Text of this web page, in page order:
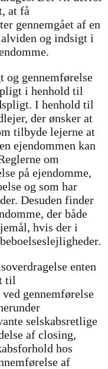
at få
gennemgået af en
og indsigt i
gennemførelse
i henhold til
I henhold til
der ønsker at
tilbyde lejerne at
ejendommen kan
om
på ejendomme,
og som har
Desuden finder
der både
hvis der i
enten
til
gennemførelse
selskabsretlige
af closing,
hos
af